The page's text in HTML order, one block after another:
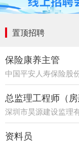
置顶招聘
保险康养主管
中国平安人寿保险股
21部
总监理工程师（
深圳市昊源建设监理
公司
资料员